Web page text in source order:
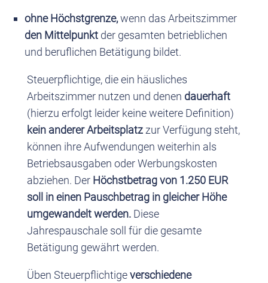
ohne Höchstgrenze,wenn das Arbeitszimmer
den Mittelpunktder gesamten betrieblichen
und beruflichen Betätigung bildet.
Steuerpflichtige, die ein häusliches
Arbeitszimmer nutzen und denen dauerhaft
(hierzu erfolgt leider keine weitere Definition)
kein anderer Arbeitsplatz zur Verfügung steht,
können ihre Aufwendungen weiterhin als
Betriebsausgaben oder Werbungskosten
abziehen. Der Höchstbetrag von 1.250 EUR
soll in einen Pauschbetrag in gleicher Höhe
umgewandelt werden.Diese
Jahrespauschale soll für die gesamte
Betätigung gewährt werden.
Üben Steuerpflichtigeverschiedene